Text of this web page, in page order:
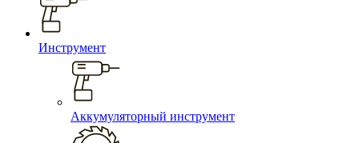
Инструмент
Аккумуляторный инструмент